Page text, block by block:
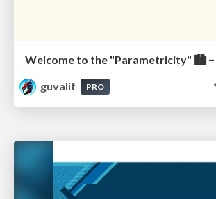
guvalif
PRO